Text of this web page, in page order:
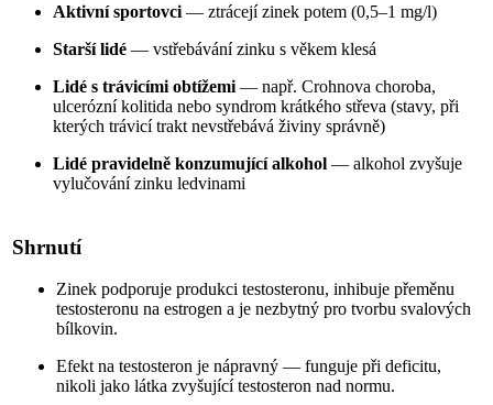
Aktivní sportovci — ztrácejí zinek potem (0,5–1 mg/l)
Starší lidé — vstřebávání zinku s věkem klesá
Lidé s trávicími obtížemi — např. Crohnova choroba,
ulcerózní kolitida nebo syndrom krátkého střeva (stavy, při
kterých trávicí trakt nevstřebává živiny správně)
Lidé pravidelně konzumující alkohol — alkohol zvyšuje
vylučování zinku ledvinami
Shrnutí
Zinek podporuje produkci testosteronu, inhibuje přeměnu
testosteronu na estrogen a je nezbytný pro tvorbu svalových
bílkovin.
Efekt na testosteron je nápravný — funguje při deficitu,
nikoli jako látka zvyšující testosteron nad normu.